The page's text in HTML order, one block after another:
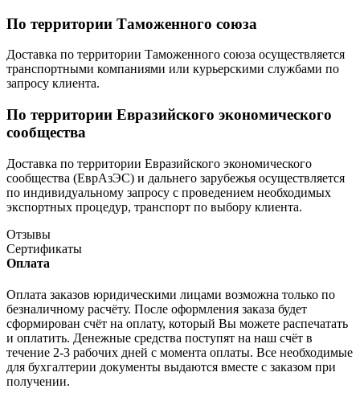
По территории Таможенного союза
Доставка по территории Таможенного союза осуществляется
транспортными компаниями или курьерскими службами по
запросу клиента.
По территории Евразийского экономического
сообщества
Доставка по территории Евразийского экономического
сообщества (ЕврАзЭС) и дальнего зарубежья осуществляется
по индивидуальному запросу с проведением необходимых
экспортных процедур, транспорт по выбору клиента.
Отзывы
Сертификаты
Оплата
Оплата заказов юридическими лицами возможна только по
безналичному расчёту. После оформления заказа будет
сформирован счёт на оплату, который Вы можете распечатать
и оплатить. Денежные средства поступят на наш счёт в
течение 2-3 рабочих дней с момента оплаты. Все необходимые
для бухгалтерии документы выдаются вместе с заказом при
получении.